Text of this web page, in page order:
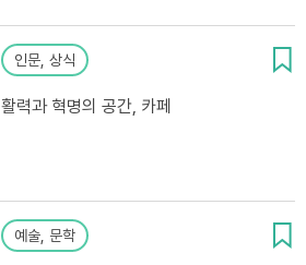
인문, 상식
활력과 혁명의 공간, 카페
예술, 문학